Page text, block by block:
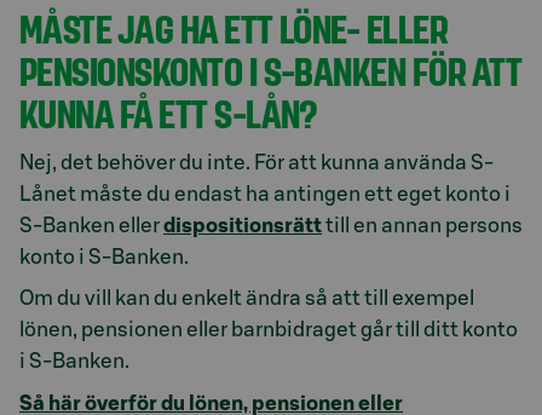
MÅSTE JAG HA ETT LÖNE- ELLER
PENSIONSKONTO I S-BANKEN FÖR ATT
KUNNA FÅ ETT S-LÅN?
Nej, det behöver du inte. För att kunna använda S-
Lånet måste du endast ha antingen ett eget konto i
S-Banken ellerdispositionsrätttill en annan persons
konto i S-Banken.
Om du vill kan du enkelt ändra så att till exempel
lönen, pensionen eller barnbidraget går till ditt konto
i S-Banken.
Så här överför du lönen, pensionen eller